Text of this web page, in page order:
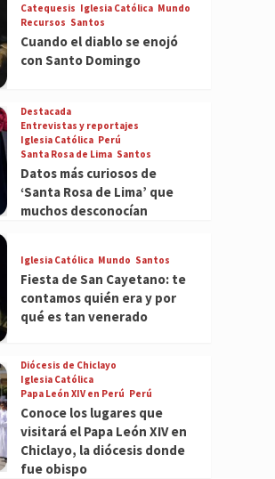
Catequesis Iglesia Católica Mundo
Recursos Santos
Cuando el diablo se enojó
con Santo Domingo
Destacada
Entrevistas y reportajes
Iglesia Católica Perú
Santa Rosa de Lima Santos
Datos más curiosos de
‘Santa Rosa de Lima’ que
muchos desconocían
Iglesia Católica Mundo Santos
Fiesta de San Cayetano: te
contamos quién era y por
qué es tan venerado
Diócesis de Chiclayo
Iglesia Católica
Papa León XIV en Perú Perú
Conoce los lugares que
visitará el Papa León XIV en
Chiclayo, la diócesis donde
fue obispo